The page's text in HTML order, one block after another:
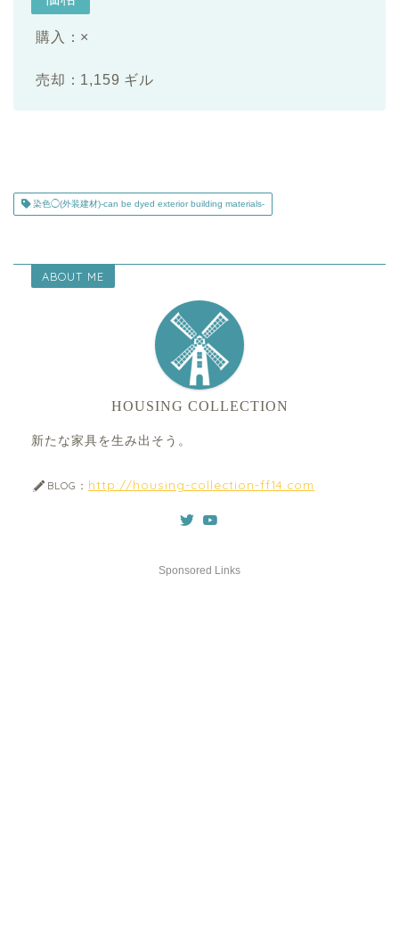
購入：×
売却：1,159 ギル
染色◯(外装建材)-can be dyed exterior building materials-
ABOUT ME
HOUSING COLLECTION
新たな家具を生み出そう。
BLOG： http://housing-collection-ff14.com
Sponsored Links